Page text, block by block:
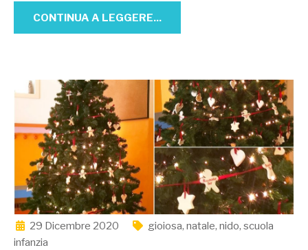
CONTINUA A LEGGERE...
29 Dicembre 2020 gioiosa, natale, nido, scuola
infanzia